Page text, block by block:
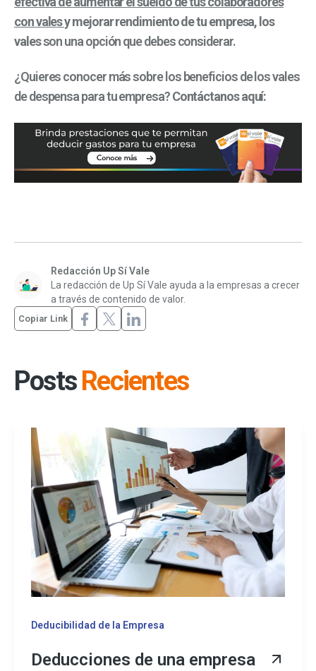
con valesy mejorar rendimiento de tu empresa, los
valesson una opción que debes considerar.
¿Quieres conocer más sobre los beneficios de los vales
de despensa para tu empresa?Contáctanos aquí:
Redacción Up Sí Vale
La redacción de Up Sí Vale ayuda a la empresas a crecer
a través de contenido de valor.
Copiar Link
PostsRecientes
Deducibilidad de la Empresa
Deducciones de una empresa